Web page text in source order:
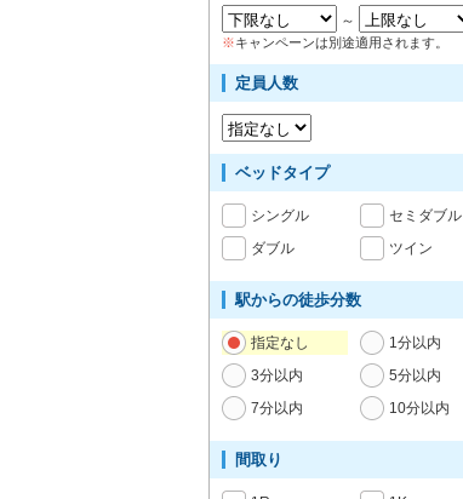
～
※キャンペーンは別途適用されます。
定員人数
ベッドタイプ
シングル
セミダブル
ダブル
ツイン
駅からの徒歩分数
指定なし
1分以内
3分以内
5分以内
7分以内
10分以内
間取り